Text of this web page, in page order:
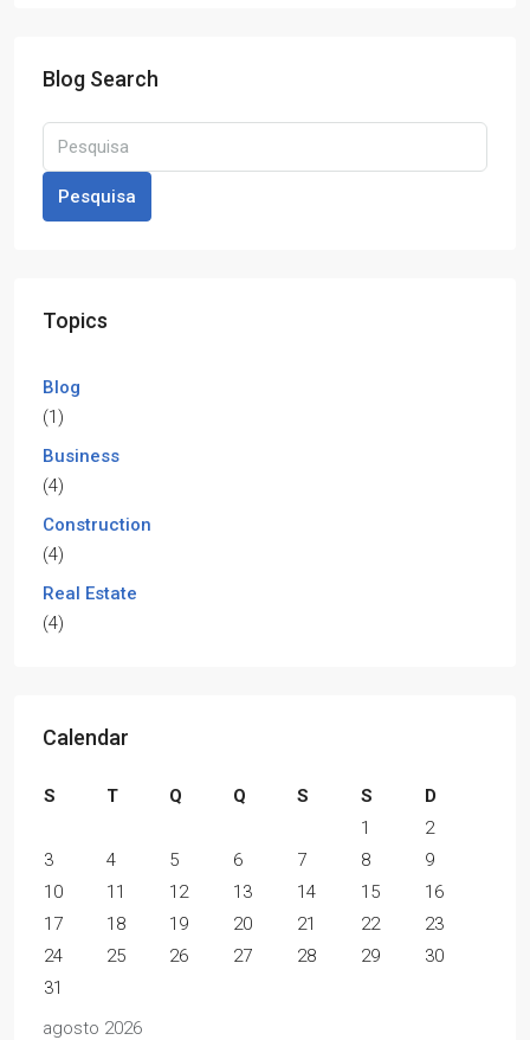
Blog Search
Pesquisa
Topics
Blog
(1)
Business
(4)
Construction
(4)
Real Estate
(4)
Calendar
agosto 2026
S T Q Q S S
D
1
2
3
4 5 6 7 8
9
10
11 12 13 14 15
16
17
18 19 20 21 22
23
24
25 26 27 28 29
30
31